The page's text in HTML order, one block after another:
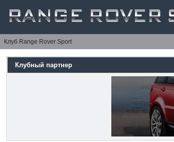
Клуб Range Rover Sport
Клубный партнер